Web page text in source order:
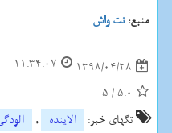
منبع:نت واش
1398/04/28
11:34:07
5.0
/
5
تگهای خبر:
آلاینده ,